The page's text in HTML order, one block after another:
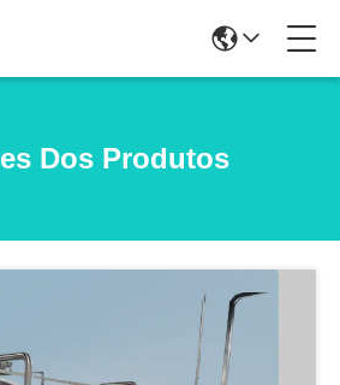
Dos Produtos